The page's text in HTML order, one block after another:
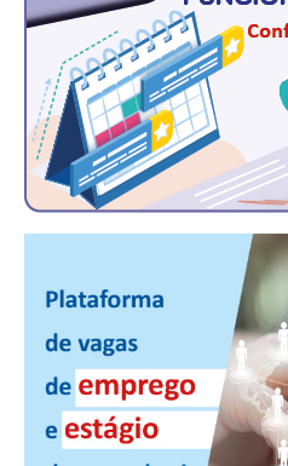
CONSELHOS ASSESSORES
PERSONALIDADES DA TECNOLOGIA
NÚCLEO DA MULHER
TRANSPARÊNCIA
JURÍDICO
ACORDOS, CONVENÇÕES E
CONTRIBUIÇÕES
CONTRIBUIÇÃO ASSISTENCIAL
CONTRIBUIÇÃO ASSOCIATIVA OU